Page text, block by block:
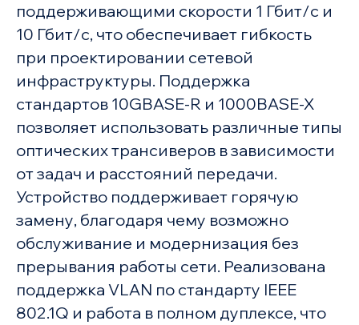
поддерживающими скорости 1 Гбит/с и
10 Гбит/с, что обеспечивает гибкость
при проектировании сетевой
инфраструктуры. Поддержка
стандартов 10GBASE-R и 1000BASE-X
позволяет использовать различные типы
оптических трансиверов в зависимости
от задач и расстояний передачи.
Устройство поддерживает горячую
замену, благодаря чему возможно
обслуживание и модернизация без
прерывания работы сети. Реализована
поддержка VLAN по стандарту IEEE
802.1Q и работа в полном дуплексе, что